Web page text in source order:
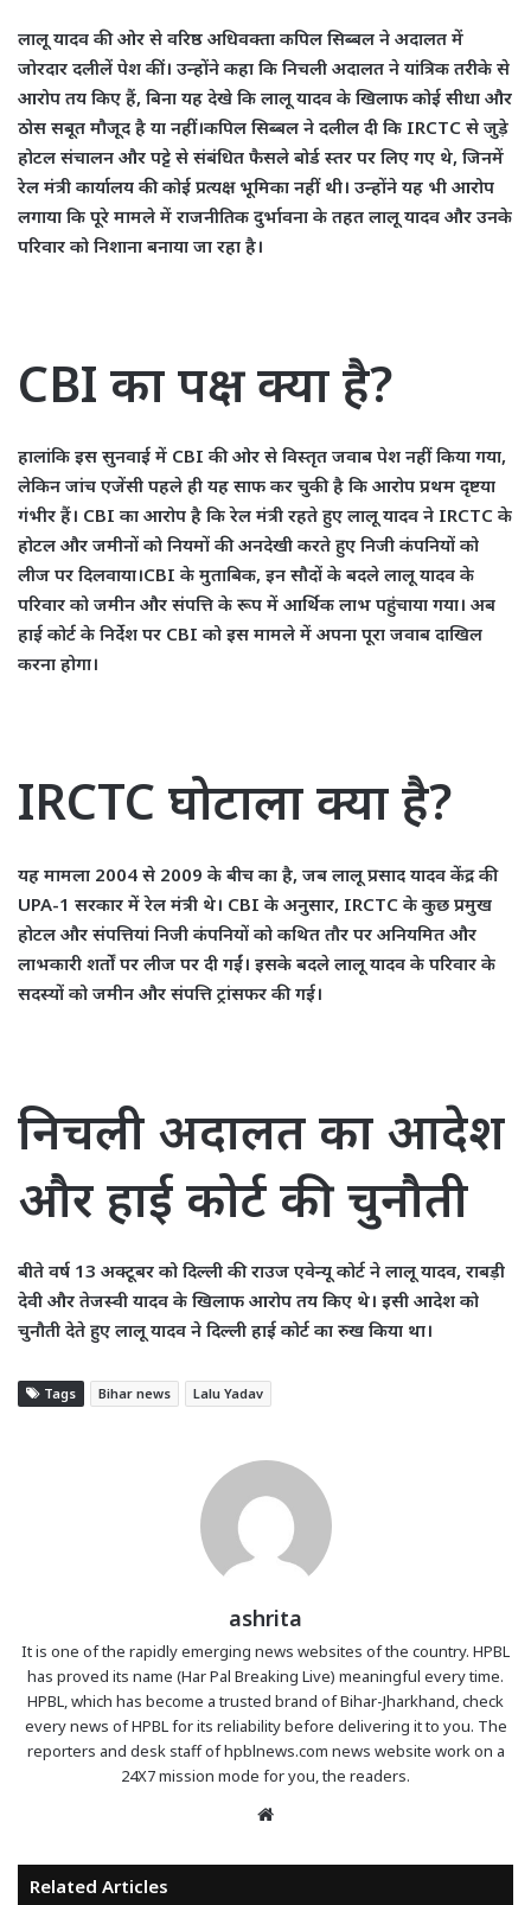
लालू यादव की ओर से वरिष्ठ अधिवक्ता कपिल सिब्बल ने अदालत में
जोरदार दलीलें पेश कीं। उन्होंने कहा कि निचली अदालत ने यांत्रिक तरीके से
आरोप तय किए हैं, बिना यह देखे कि लालू यादव के खिलाफ कोई सीधा और
ठोस सबूत मौजूद है या नहीं।कपिल सिब्बल ने दलील दी कि IRCTC से जुड़े
होटल संचालन और पट्टे से संबंधित फैसले बोर्ड स्तर पर लिए गए थे, जिनमें
रेल मंत्री कार्यालय की कोई प्रत्यक्ष भूमिका नहीं थी। उन्होंने यह भी आरोप
लगाया कि पूरे मामले में राजनीतिक दुर्भावना के तहत लालू यादव और उनके
परिवार को निशाना बनाया जा रहा है।
CBI का पक्ष क्या है?
हालांकि इस सुनवाई में CBI की ओर से विस्तृत जवाब पेश नहीं किया गया,
लेकिन जांच एजेंसी पहले ही यह साफ कर चुकी है कि आरोप प्रथम दृष्टया
गंभीर हैं। CBI का आरोप है कि रेल मंत्री रहते हुए लालू यादव ने IRCTC के
होटल और जमीनों को नियमों की अनदेखी करते हुए निजी कंपनियों को
लीज पर दिलवाया।CBI के मुताबिक, इन सौदों के बदले लालू यादव के
परिवार को जमीन और संपत्ति के रूप में आर्थिक लाभ पहुंचाया गया। अब
हाई कोर्ट के निर्देश पर CBI को इस मामले में अपना पूरा जवाब दाखिल
करना होगा।
IRCTC घोटाला क्या है?
यह मामला 2004 से 2009 के बीच का है, जब लालू प्रसाद यादव केंद्र की
UPA-1 सरकार में रेल मंत्री थे। CBI के अनुसार, IRCTC के कुछ प्रमुख
होटल और संपत्तियां निजी कंपनियों को कथित तौर पर अनियमित और
लाभकारी शर्तों पर लीज पर दी गईं। इसके बदले लालू यादव के परिवार के
सदस्यों को जमीन और संपत्ति ट्रांसफर की गई।
निचली अदालत का आदेश
और हाई कोर्ट की चुनौती
बीते वर्ष 13 अक्टूबर को दिल्ली की राउज एवेन्यू कोर्ट ने लालू यादव, राबड़ी
देवी और तेजस्वी यादव के खिलाफ आरोप तय किए थे। इसी आदेश को
चुनौती देते हुए लालू यादव ने दिल्ली हाई कोर्ट का रुख किया था।
Tags Bihar news Lalu Yadav
ashrita
It is one of the rapidly emerging news websites of the country. HPBL
has proved its name (Har Pal Breaking Live) meaningful every time.
HPBL, which has become a trusted brand of Bihar-Jharkhand, check
every news of HPBL for its reliability before delivering it to you. The
reporters and desk staff of hpblnews.com news website work on a
24X7 mission mode for you, the readers.
Related Articles